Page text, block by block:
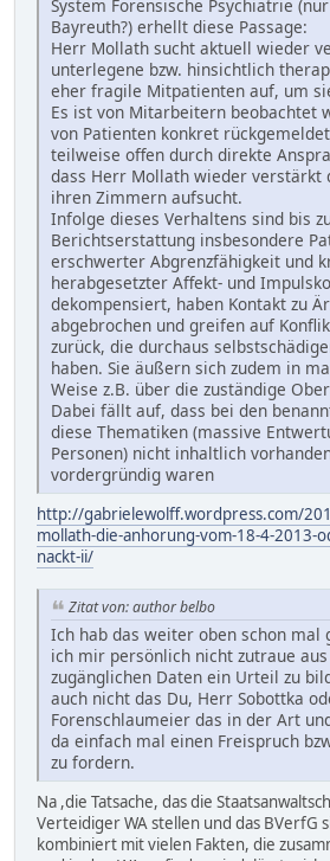
System Forensische Psychiatrie
Bayreuth?) erhellt diese Passage:
Herr Mollath sucht aktuell wieder
unterlegene bzw. hinsichtlich
eher fragile Mitpatienten auf, um
Es ist von Mitarbeitern beobachtet
von Patienten konkret
teilweise offen durch direkte
dass Herr Mollath wieder verstärkt
ihren Zimmern aufsucht.
Infolge dieses Verhaltens sind bis
Berichtserstattung insbesondere
erschwerter Abgrenzfähigkeit und
herabgesetzter Affekt- und
dekompensiert, haben Kontakt zu
abgebrochen und greifen auf
zurück, die durchaus
haben. Sie äußern sich zudem in
Weise z.B. über die zuständige
Dabei fällt auf, dass bei den
diese Thematiken (massive
Personen) nicht inhaltlich
vordergründig waren
http://gabrielewolff.wordpress.com/
mollath-die-anhorung-vom-18-4-2013-
nackt-ii/
Zitat von: author belbo
Ich hab das weiter oben schon mal
ich mir persönlich nicht zutraue
zugänglichen Daten ein Urteil zu
auch nicht das Du, Herr Sobottka
Forenschlaumeier das in der Art
da einfach mal einen Freispruch
zu fordern.
Na ,die Tatsache, das die
Verteidiger WA stellen und das BVerfG
kombiniert mit vielen Fakten, die